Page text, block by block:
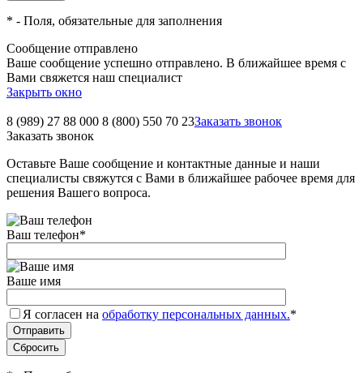
* - Поля, обязательные для заполнения
Сообщение отправлено
Ваше сообщение успешно отправлено. В ближайшее время с
Вами свяжется наш специалист
Закрыть окно
8 (989) 27 88 000 8 (800) 550 70 23Заказать звонок
Заказать звонок
Оставьте Ваше сообщение и контактные данные и наши
специалисты свяжутся с Вами в ближайшее рабочее время для
решения Вашего вопроса.
Ваш телефон*
Ваше имя
Я согласен на обработку персональных данных.*